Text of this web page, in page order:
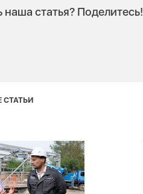
наша статья? Поделитесь!